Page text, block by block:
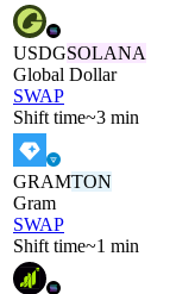
USDGSOLANA
Global Dollar
SWAP
Shift time~3 min
GRAMTON
Gram
SWAP
Shift time~1 min